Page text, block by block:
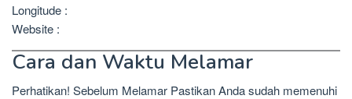
Longitude :
Website :
Cara dan Waktu Melamar
Perhatikan! Sebelum Melamar Pastikan Anda sudah memenuhi